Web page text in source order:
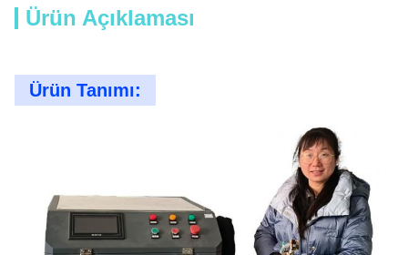
Ürün Açıklaması
Ürün Tanımı: